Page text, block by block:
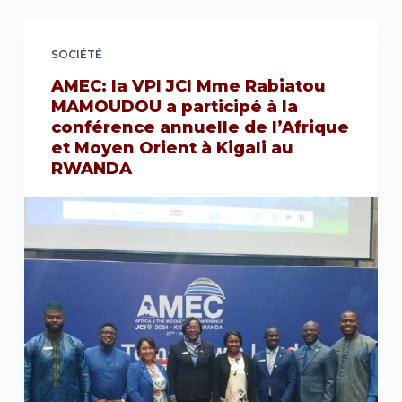
SOCIÉTÉ
AMEC: la VPI JCI Mme Rabiatou
MAMOUDOU a participé à la
conférence annuelle de l’Afrique
et Moyen Orient à Kigali au
RWANDA